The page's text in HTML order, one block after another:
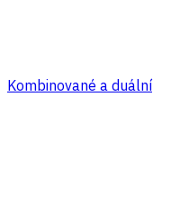
Kombinované a duální